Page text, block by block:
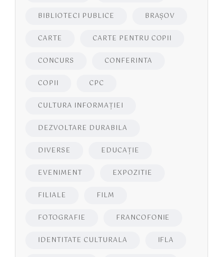
BIBLIOTECI PUBLICE BRAŞOV
CARTE CARTE PENTRU COPII
CONCURS CONFERINTA
COPII CPC
CULTURA INFORMAŢIEI
DEZVOLTARE DURABILA
DIVERSE EDUCAŢIE
EVENIMENT EXPOZITIE
FILIALE FILM
FOTOGRAFIE FRANCOFONIE
IDENTITATE CULTURALA IFLA